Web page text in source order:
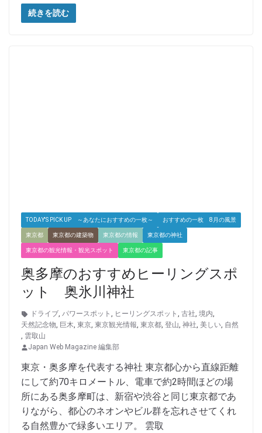
続きを読む
TODAY'S PICK UP ～あなたにおすすめの一枚～ おすすめの一枚 8月の風景
東京都 東京都の建築物 東京都の情報 東京都の神社
東京都の観光情報・観光スポット 東京都の記事
奥多摩のおすすめヒーリングスポ
ット 奥氷川神社
ドライブ, パワースポット , ヒーリングスポット , 古社, 境内,
天然記念物, 巨木, 東京, 東京観光情報, 東京都, 登山, 神社, 美しい, 自然
, 雲取山
Japan Web Magazine 編集部
東京・奥多摩を代表する神社 東京都心から直線距離
にして約70キロメートル、電車で約2時間ほどの場
所にある奥多摩町は、新宿や渋谷と同じ東京都であ
りながら、都心のネオンやビル群を忘れさせてくれ
る自然豊かで緑多いエリア。 雲取